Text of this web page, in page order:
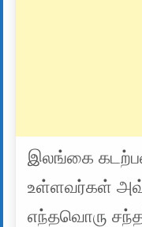
இலங்கை
உள்ளவர்கள்
எந்தவொரு